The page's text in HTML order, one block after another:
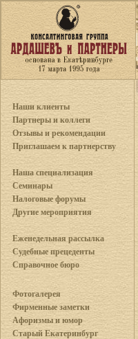
Наши клиенты
Партнеры и коллеги
Отзывы и рекомендации
Приглашаем к партнерству
Наша специализация
Семинары
Налоговые форумы
Другие мероприятия
Еженедельная рассылка
Судебные прецеденты
Справочное бюро
Фотогалерея
Фирменные заметки
Афоризмы и юмор
Старый Екатеринбург